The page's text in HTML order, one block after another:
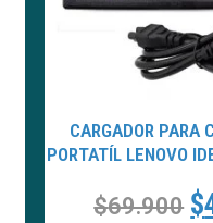
CARGADOR PARA
PORTATÍL LENOVO
$69.900 $